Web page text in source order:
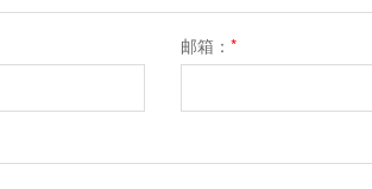
邮箱： *